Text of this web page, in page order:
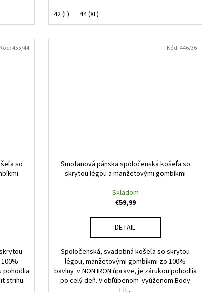
42 (L) 44 (XL)
so
pohodlia
strihu.
Kód:455/44
Smotanová pánska spoločenská košeľa so
skrytou légou a manžetovými gombíkmi
Skladom
€59,99
DETAIL
Spoločenská, svadobná košeľa so skrytou
légou, manžetovými gombíkmi zo 100%
bavlny v NON IRON úprave, je zárukou pohodlia
po celý deň. V obľúbenom vyúženom Body
Kód:446/36